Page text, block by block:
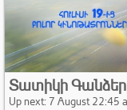
Տատիկի
Up next: 7 August 22:45